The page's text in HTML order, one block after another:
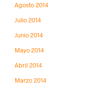
Agosto 2014
Julio 2014
Junio 2014
Mayo 2014
Abril 2014
Marzo 2014